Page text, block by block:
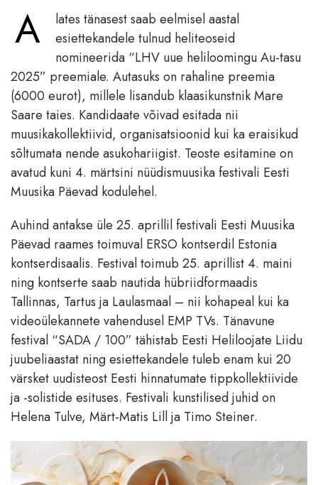
A
lates tänasest saab eelmisel aastal
esiettekandele tulnud heliteoseid
nomineerida “LHV uue heliloomingu Au-tasu
2025” preemiale. Autasuks on rahaline preemia
(6000 eurot), millele lisandub klaasikunstnik Mare
Saare taies. Kandidaate võivad esitada nii
muusikakollektiivid, organisatsioonid kui ka eraisikud
sõltumata nende asukohariigist. Teoste esitamine on
avatud kuni 4. märtsini nüüdismuusika festivali Eesti
Muusika Päevad kodulehel.
Auhind antakse üle 25. aprillil festivali Eesti Muusika
Päevad raames toimuval ERSO kontserdil Estonia
kontserdisaalis. Festival toimub 25. aprillist 4. maini
ning kontserte saab nautida hübriidformaadis
Tallinnas, Tartus ja Laulasmaal – nii kohapeal kui ka
videoülekannete vahendusel EMP TVs. Tänavune
festival “SADA / 100” tähistab Eesti Heliloojate Liidu
juubeliaastat ning esiettekandele tuleb enam kui 20
värsket uudisteost Eesti hinnatumate tippkollektiivide
ja -solistide esituses. Festivali kunstilised juhid on
Helena Tulve, Märt-Matis Lill ja Timo Steiner.